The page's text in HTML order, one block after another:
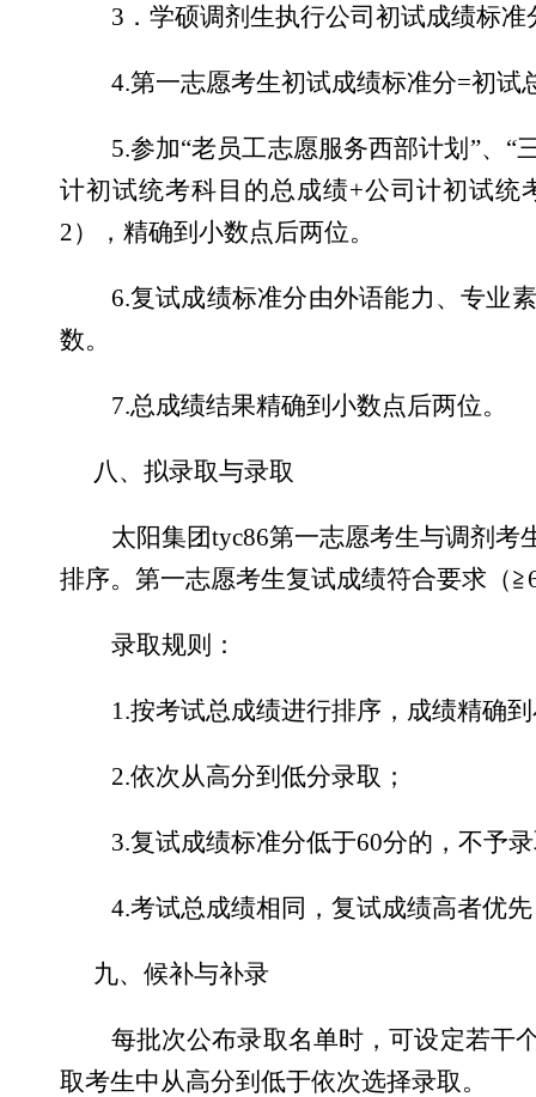
3 ．学硕调剂生执行公司初试成绩标
4.第一志愿考生初试成绩标准分=初试
5.参加“老员工志愿服务西部计划 ”、 “
计初试统考科目的总成绩+公司计初试统
2），精确到小数点后两位。
6.复试成绩标准分由外语能力、专业
数。
7.总成绩结果精确到小数点后两位。
八、拟录取与录取
太阳集团tyc86第一志愿考生与调剂
排序。第一志愿考生复试成绩符合要求（≧
录取规则：
1.按考试总成绩进行排序，成绩精确
2.依次从高分到低分录取；
3.复试成绩标准分低于60分的，不予
4.考试总成绩相同，复试成绩高者优
九、候补与补录
每批次公布录取名单时，可设定若干
取考生中从高分到低于依次选择录取。